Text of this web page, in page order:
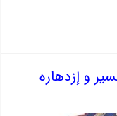
و إزدهاره